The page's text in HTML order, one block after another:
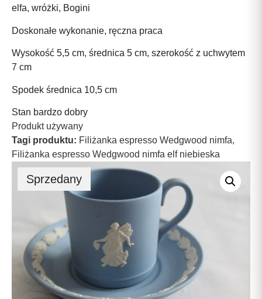
elfa, wróżki, Bogini
Doskonałe wykonanie, ręczna praca
Wysokość 5,5 cm, średnica 5 cm, szerokość z uchwytem
7 cm
Spodek średnica 10,5 cm
Stan bardzo dobry
Produkt używany
Tagi produktu: Filiżanka espresso Wedgwood nimfa,
Filiżanka espresso Wedgwood nimfa elf niebieska
Sprzedany